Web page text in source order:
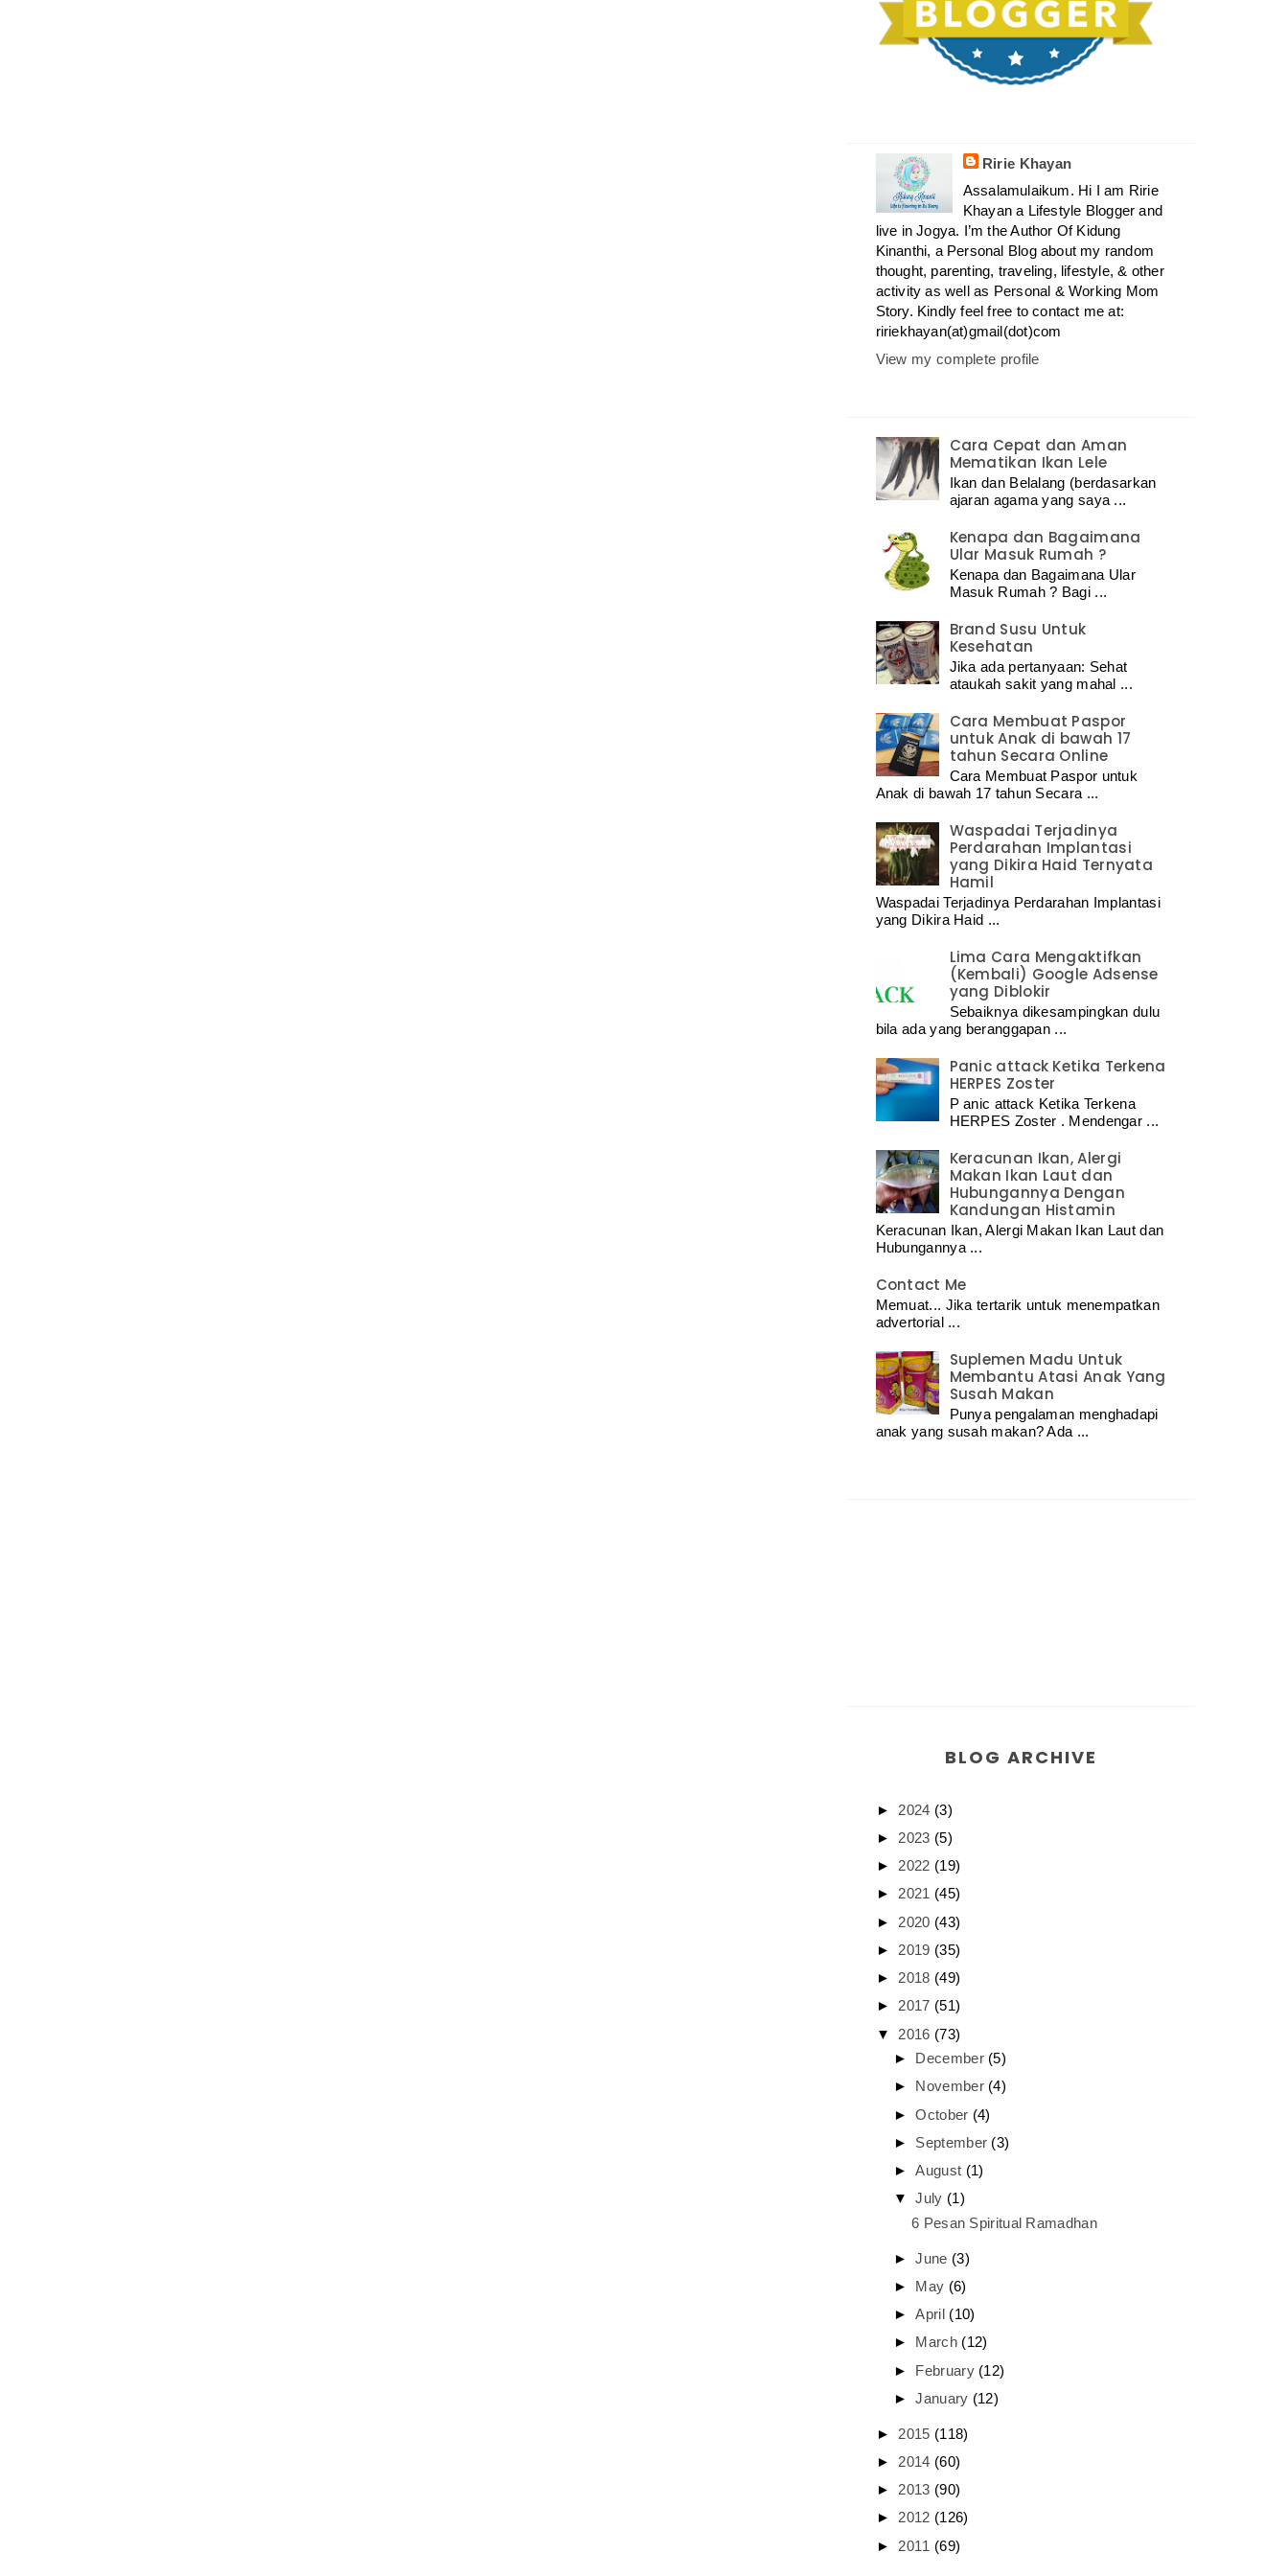
Ririe Khayan
Assalamulaikum. Hi I am Ririe
Khayan a Lifestyle Blogger and
live in Jogya. I’m the Author Of Kidung
Kinanthi, a Personal Blog about my random
thought, parenting, traveling, lifestyle, & other
activity as well as Personal & Working Mom
Story. Kindly feel free to contact me at:
ririekhayan(at)gmail(dot)com
View my complete profile
Cara Cepat dan Aman
Mematikan Ikan Lele
Ikan dan Belalang (berdasarkan
ajaran agama yang saya ...
Kenapa dan Bagaimana
Ular Masuk Rumah ?
Kenapa dan Bagaimana Ular
Masuk Rumah ? Bagi ...
Brand Susu Untuk
Kesehatan
Jika ada pertanyaan: Sehat
ataukah sakit yang mahal ...
Cara Membuat Paspor
untuk Anak di bawah 17
tahun Secara Online
Cara Membuat Paspor untuk
Anak di bawah 17 tahun Secara ...
Waspadai Terjadinya
Perdarahan Implantasi
yang Dikira Haid Ternyata
Hamil
Waspadai Terjadinya Perdarahan Implantasi
yang Dikira Haid ...
Lima Cara Mengaktifkan
(Kembali) Google Adsense
yang Diblokir
Sebaiknya dikesampingkan dulu
bila ada yang beranggapan ...
Panic attack Ketika Terkena
HERPES Zoster
P anic attack Ketika Terkena
HERPES Zoster . Mendengar ...
Keracunan Ikan, Alergi
Makan Ikan Laut dan
Hubungannya Dengan
Kandungan Histamin
Keracunan Ikan, Alergi Makan Ikan Laut dan
Hubungannya ...
Contact Me
Memuat... Jika tertarik untuk menempatkan
advertorial ...
Suplemen Madu Untuk
Membantu Atasi Anak Yang
Susah Makan
Punya pengalaman menghadapi
anak yang susah makan? Ada ...
BLOG ARCHIVE
► 2024 (3)
► 2023 (5)
► 2022 (19)
►2021 (45)
► 2020 (43)
► 2019 (35)
► 2018 (49)
►2017 (51)
▼ 2016 (73)
► December (5)
► November (4)
►October (4)
► September (3)
►August (1)
▼July (1)
6 Pesan Spiritual Ramadhan
►June (3)
► May (6)
►April (10)
► March (12)
► February (12)
►January (12)
► 2015 (118)
► 2014 (60)
► 2013 (90)
►2012 (126)
► 2011 (69)